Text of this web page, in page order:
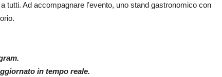
tutti. Ad accompagnare l’evento, uno stand gastronomico con
in tempo reale.